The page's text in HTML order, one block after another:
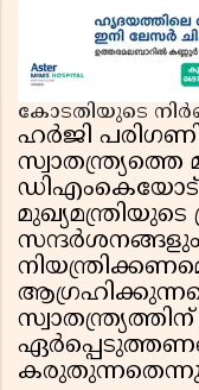
കോടതിയുടെ
ഹർജി
ഡിഎംകെയോട്